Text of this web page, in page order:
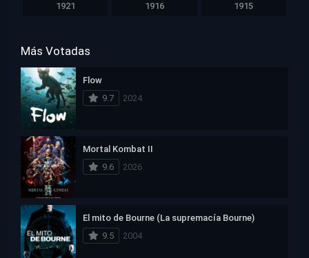
1921 1916 1915
Más Votadas
Flow
9.7
2024
Mortal Kombat II
9.6
2026
El mito de Bourne (La supremacía Bourne)
9.5
2004